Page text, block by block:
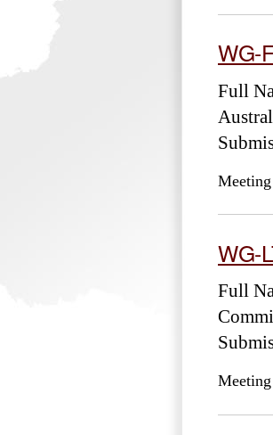
WG-
Full
Meeting
WG-
Full
Meeting